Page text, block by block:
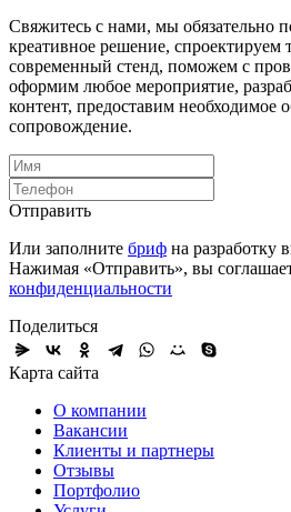
Свяжитесь с нами, мы обязательно
креативное решение, спроектируем
современный стенд, поможем с
оформим любое мероприятие,
контент, предоставим необходимое
сопровождение.
Отправить
Или заполните бриф на разработку
Нажимая «Отправить», вы
конфиденциальности
Поделиться
Карта сайта
О компании
Вакансии
Клиенты и партнеры
Отзывы
Портфолио